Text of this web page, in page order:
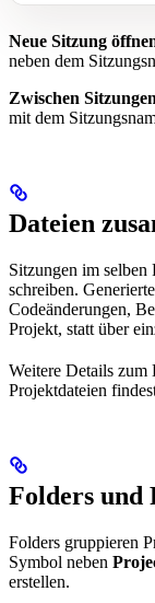
Neue Sitzung
neben dem
Zwischen
mit dem
Dateien
Sitzungen im selben
schreiben.
Codeänderungen,
Projekt, statt über
Weitere Details zum
Projektdateien
Folders und
Folders gruppieren
Symbol neben
erstellen.